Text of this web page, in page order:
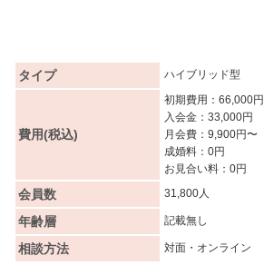
タイプ ハイブリッド型
費用(税込)
初期費用：66,000円
入会金：33,000円
月会費：9,900円〜
成婚料：0円
お見合い料：0円
会員数 31,800人
年齢層 記載無し
相談方法 対面・オンライン